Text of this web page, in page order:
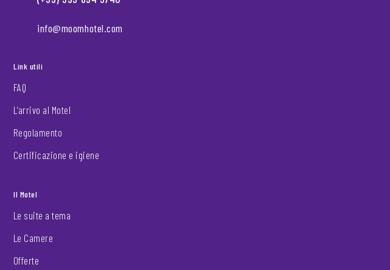
info@moomhotel.com
Link utili
FAQ
L’arrivo al Motel
Regolamento
Certificazione e igiene
Il Motel
Le suite a tema
Le Camere
Offerte